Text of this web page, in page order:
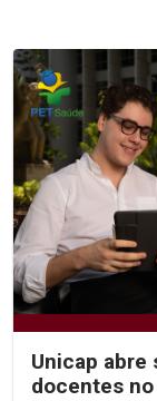
Unicap abre
docentes no